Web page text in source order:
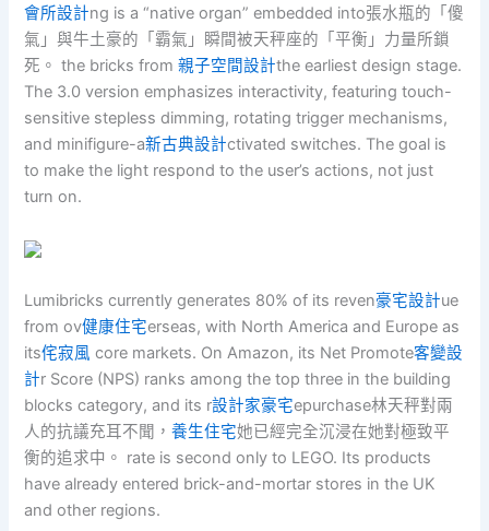
會所設計ng is a “native organ” embedded into張水瓶的「傻
氣」與牛土豪的「霸氣」瞬間被天秤座的「平衡」力量所鎖
死。 the bricks from親子空間設計the earliest design stage.
The 3.0 version emphasizes interactivity, featuring touch-
sensitive stepless dimming, rotating trigger mechanisms,
and minifigure-a新古典設計ctivated switches. The goal is
to make the light respond to the user’s actions, not just
turn on.
Lumibricks currently generates 80% of its reven豪宅設計ue
from ov健康住宅erseas, with North America and Europe as
its侘寂風 core markets. On Amazon, its Net Promote客變設
計r Score (NPS) ranks among the top three in the building
blocks category, and its r設計家豪宅epurchase林天秤對兩
人的抗議充耳不聞，養生住宅她已經完全沉浸在她對極致平
衡的追求中。 rate is second only to LEGO. Its products
have already entered brick-and-mortar stores in the UK
and other regions.